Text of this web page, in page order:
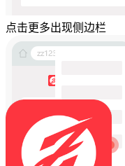
点击更多出现侧边栏